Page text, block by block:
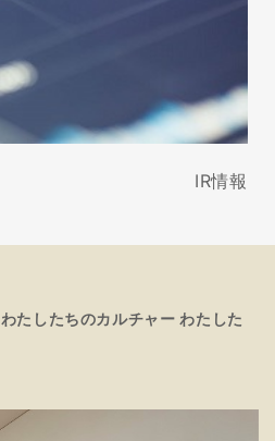
IR情報
わたしたちのカルチャー わたした